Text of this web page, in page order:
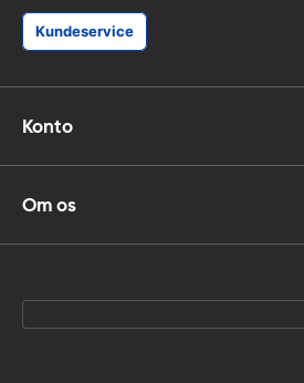
Kundeservice
Konto
Om os